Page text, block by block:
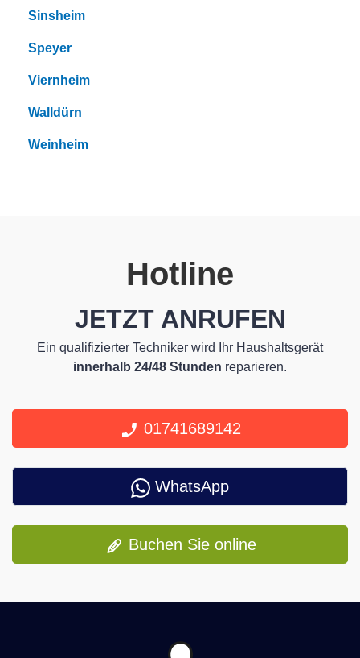
Sinsheim
Speyer
Viernheim
Walldürn
Weinheim
Hotline
JETZT ANRUFEN
Ein qualifizierter Techniker wird Ihr Haushaltsgerät
innerhalb 24/48 Stunden reparieren.
01741689142
WhatsApp
Buchen Sie online